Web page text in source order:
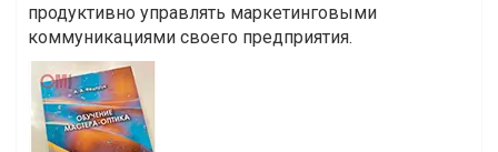
продуктивно управлять маркетинговыми
коммуникациями своего предприятия.